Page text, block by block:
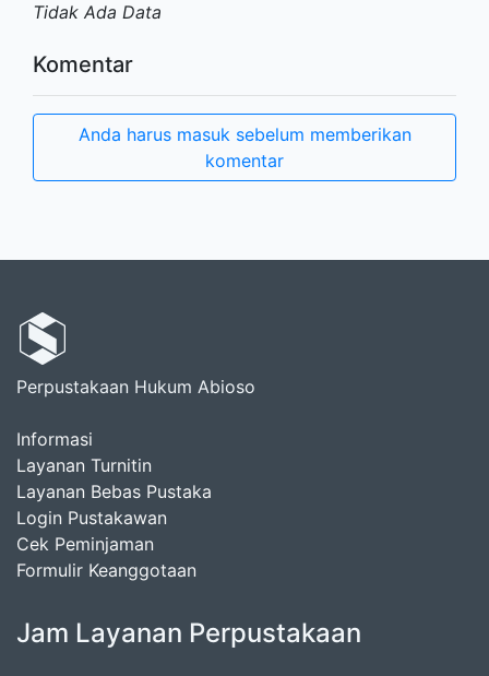
Tidak Ada Data
Komentar
Anda harus masuk sebelum memberikan
komentar
Perpustakaan Hukum Abioso
Informasi
Layanan Turnitin
Layanan Bebas Pustaka
Login Pustakawan
Cek Peminjaman
Formulir Keanggotaan
Jam Layanan Perpustakaan